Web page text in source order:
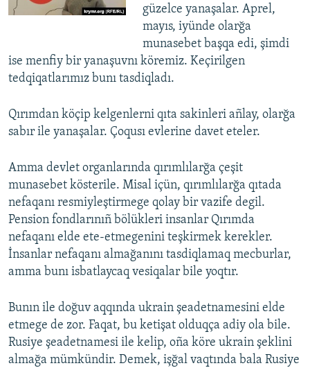
güzelce yanaşalar. Aprel,
mayıs, iyünde olarğa
munasebet başqa edi, şimdi
ise menfiy bir yanaşuvnı köremiz. Keçirilgen
tedqiqatlarımız bunı tasdiqladı.
Qırımdan köçip kelgenlerni qıta sakinleri añlay, olarğa
sabır ile yanaşalar. Çoqusı evlerine davet eteler.
Amma devlet organlarında qırımlılarğa çeşit
munasebet kösterile. Misal içün, qırımlılarğa qıtada
nefaqanı resmiyleştirmege qolay bir vazife degil.
Pension fondlarınıñ bölükleri insanlar Qırımda
nefaqanı elde ete-etmegenini teşkirmek kerekler.
İnsanlar nefaqanı almağanını tasdiqlamaq mecburlar,
amma bunı isbatlaycaq vesiqalar bile yoqtır.
Bunın ile doğuv aqqında ukrain şeadetnamesini elde
etmege de zor. Faqat, bu ketişat olduqça adiy ola bile.
Rusiye şeadetnamesi ile kelip, oña köre ukrain şeklini
almağa mümkündir. Demek, işğal vaqtında bala Rusiye